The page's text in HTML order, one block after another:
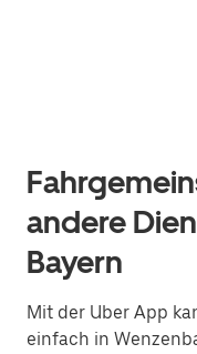
andere
Bayern
Mit der Uber App
einfach in